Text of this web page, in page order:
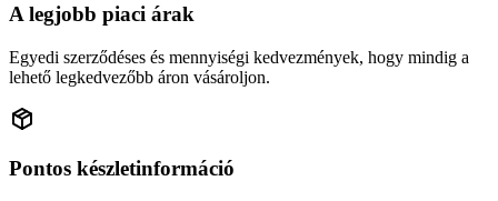
A legjobb piaci árak
Egyedi szerződéses és mennyiségi kedvezmények, hogy mindig a
lehető legkedvezőbb áron vásároljon.
Pontos készletinformáció